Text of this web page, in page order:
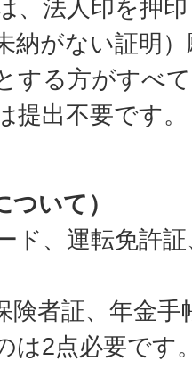
、法人印を押
納がない証明
する方がすべ
提出不要です。
ついて）
ド、運転免許
険者証、年金
は2点必要です